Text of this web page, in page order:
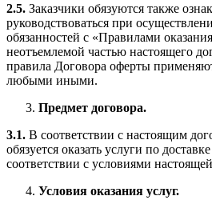
2.5. Заказчики обязуются также
руководствоваться при
обязанностей с «Правилами
неотъемлемой частью настоящего
правила Договора оферты
любыми иными.
Предмет договора.
3.1. В соответствии с настоящим
обязуется оказать услуги по
соответствии с условиями
Условия оказания услуг.